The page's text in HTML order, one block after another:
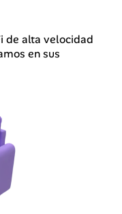
de alta velocidad
en sus